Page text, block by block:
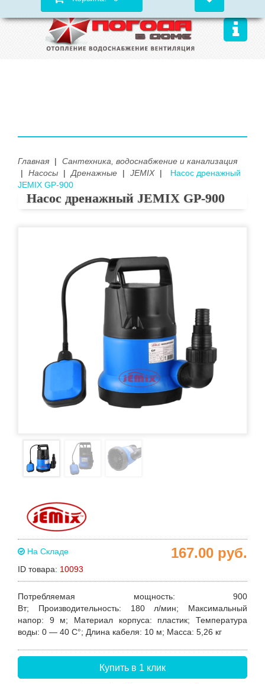
Главная |
Сантехника, водоснабжение и канализация
|
Насосы | Дренажные | JEMIX |
Насос дренажный
JEMIX GP-900
Насос дренажный JEMIX GP-900
На Складе
ID товара: 10093
167.00 руб.
Потребляемая мощность: 900
Вт; Производительность: 180 л/мин; Максимальный
напор: 9 м; Материал корпуса: пластик;Температура
воды: 0 — 40 C°; Длина кабеля: 10 м; Масса: 5,26 кг
Купить в 1 клик